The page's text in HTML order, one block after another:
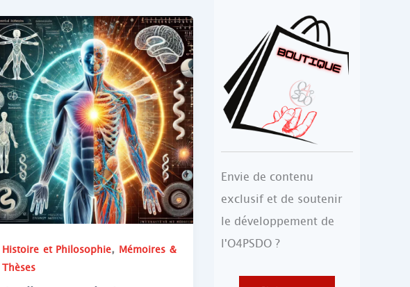
Histoire et Philosophie, Mémoires &
Thèses
Envie de contenu
exclusif et de soutenir
le développement de
l'O4PSDO ?